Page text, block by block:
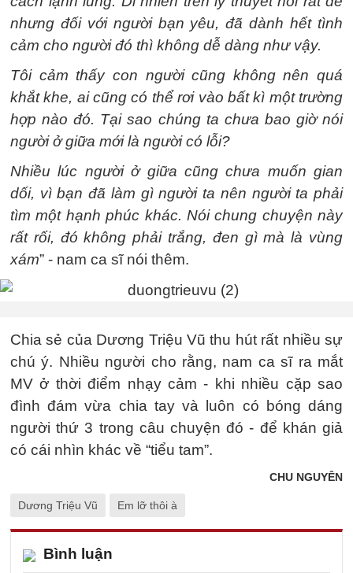
nhưng đối với người bạn yêu, đã dành hết tình
cảm cho người đó thì không dễ dàng như vậy.
Tôi cảm thấy con người cũng không nên quá
khắt khe, ai cũng có thể rơi vào bất kì một trường
hợp nào đó. Tại sao chúng ta chưa bao giờ nói
người ở giữa mới là người có lỗi?
Nhiều lúc người ở giữa cũng chưa muốn gian
dối, vì bạn đã làm gì người ta nên người ta phải
tìm một hạnh phúc khác. Nói chung chuyện này
rất rối, đó không phải trắng, đen gì mà là vùng
xám” - nam ca sĩ nói thêm.
Chia sẻ của Dương Triệu Vũ thu hút rất nhiều sự
chú ý. Nhiều người cho rằng, nam ca sĩ ra mắt
MV ở thời điểm nhạy cảm - khi nhiều cặp sao
đình đám vừa chia tay và luôn có bóng dáng
người thứ 3 trong câu chuyện đó - để khán giả
có cái nhìn khác về “tiểu tam”.
CHU NGUYÊN
Dương Triệu Vũ Em lỡ thôi à
Bình luận